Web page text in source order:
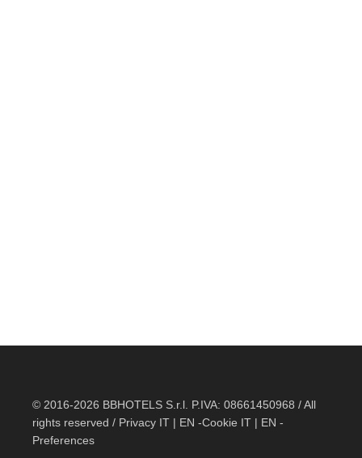
© 2016-2026 BBHOTELS S.r.l. P.IVA: 08661450968 / All
rights reserved / Privacy IT | EN -Cookie IT | EN -
Preferences